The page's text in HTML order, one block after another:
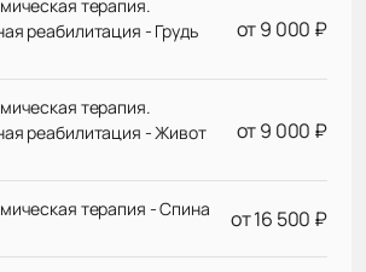
терапия.
реабилитация - Грудь
от 9 000 ₽
терапия.
реабилитация - Живот
от 9 000 ₽
терапия - Спина от 16 500 ₽